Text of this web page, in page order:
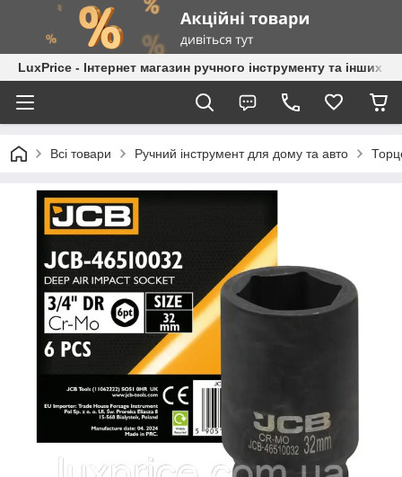
LuxPrice - Інтернет магазин ручного інструменту та інших
Всі товари Ручний інструмент для дому та авто